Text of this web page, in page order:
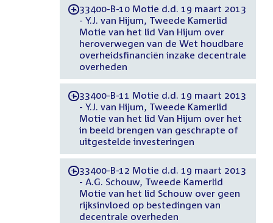
-33400-B-10 Motie d.d. 19 maart 2013
- Y.J. van Hijum, Tweede Kamerlid
Motie van het lid Van Hijum over
heroverwegen van de Wet houdbare
overheidsfinanciën inzake decentrale
overheden
-33400-B-11 Motie d.d. 19 maart 2013
- Y.J. van Hijum, Tweede Kamerlid
Motie van het lid Van Hijum over het
in beeld brengen van geschrapte of
uitgestelde investeringen
-33400-B-12 Motie d.d. 19 maart 2013
- A.G. Schouw, Tweede Kamerlid
Motie van het lid Schouw over geen
rijksinvloed op bestedingen van
decentrale overheden